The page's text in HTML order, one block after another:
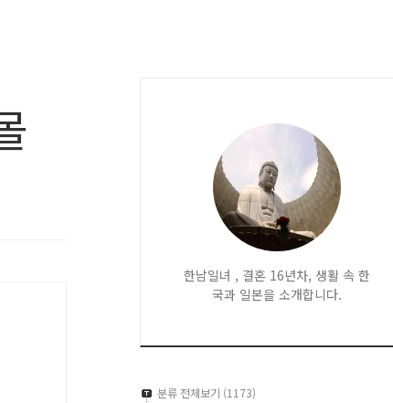
한남일녀 , 결혼 16년차, 생활 속 한
국과 일본을 소개합니다.
분류 전체보기 (1173)